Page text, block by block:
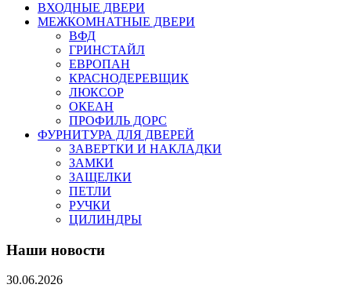
ВХОДНЫЕ ДВЕРИ
МЕЖКОМНАТНЫЕ ДВЕРИ
ВФД
ГРИНСТАЙЛ
ЕВРОПАН
КРАСНОДЕРЕВЩИК
ЛЮКСОР
ОКЕАН
ПРОФИЛЬ ДОРС
ФУРНИТУРА ДЛЯ ДВЕРЕЙ
ЗАВЕРТКИ И НАКЛАДКИ
ЗАМКИ
ЗАЩЕЛКИ
ПЕТЛИ
РУЧКИ
ЦИЛИНДРЫ
Наши новости
30.06.2026